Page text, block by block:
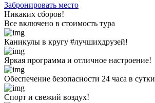
Забронировать место
Никаких сборов!
Все включено в стоимость тура
Каникулы в кругу #лучшихдрузей!
Яркая программа и отличное настроение!
Обеспечение безопасности 24 часа в сутки
Спорт и свежий воздух!